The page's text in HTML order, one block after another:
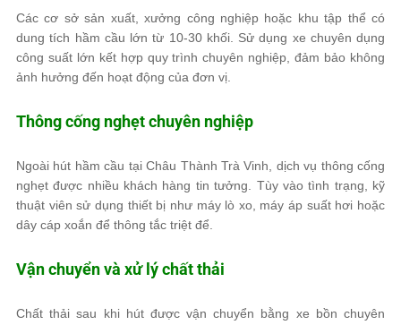
Các cơ sở sản xuất, xưởng công nghiệp hoặc khu tập thể có
dung tích hầm cầu lớn từ 10-30 khối. Sử dụng xe chuyên dụng
công suất lớn kết hợp quy trình chuyên nghiệp, đảm bảo không
ảnh hưởng đến hoạt động của đơn vị.
Thông cống nghẹt chuyên nghiệp
Ngoài hút hầm cầu tại Châu Thành Trà Vinh, dịch vụ thông cống
nghẹt được nhiều khách hàng tin tưởng. Tùy vào tình trạng, kỹ
thuật viên sử dụng thiết bị như máy lò xo, máy áp suất hơi hoặc
dây cáp xoắn để thông tắc triệt để.
Vận chuyển và xử lý chất thải
Chất thải sau khi hút được vận chuyển bằng xe bồn chuyên